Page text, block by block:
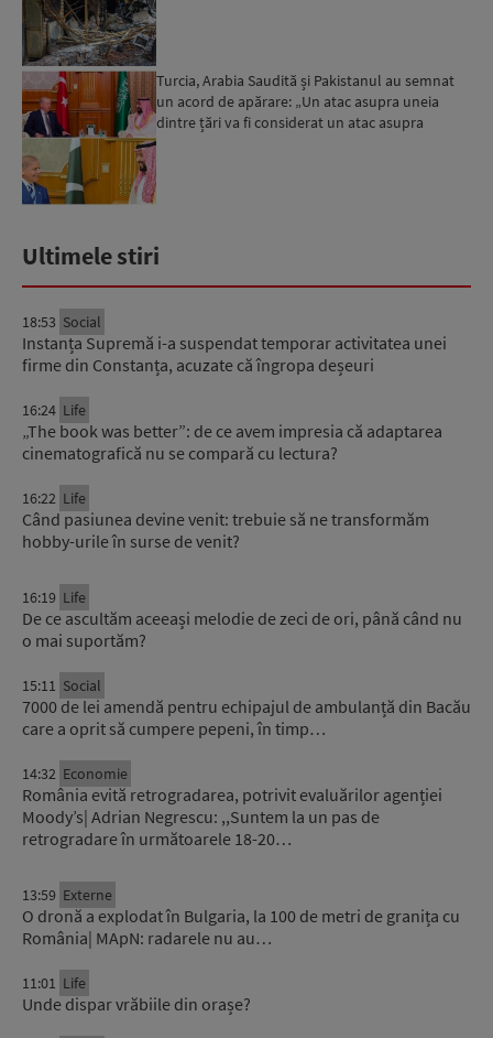
Turcia, Arabia Saudită și Pakistanul au semnat
un acord de apărare: „Un atac asupra uneia
dintre țări va fi considerat un atac asupra
Ultimele stiri
18:53 Social
Instanța Supremă i-a suspendat temporar activitatea unei
firme din Constanța, acuzate că îngropa deșeuri
16:24 Life
„The book was better”: de ce avem impresia că adaptarea
cinematografică nu se compară cu lectura?
16:22 Life
Când pasiunea devine venit: trebuie să ne transformăm
hobby-urile în surse de venit?
16:19 Life
De ce ascultăm aceeași melodie de zeci de ori, până când nu
o mai suportăm?
15:11 Social
7000 de lei amendă pentru echipajul de ambulanță din Bacău
care a oprit să cumpere pepeni, în timp…
14:32 Economie
România evită retrogradarea, potrivit evaluărilor agenției
Moody’s| Adrian Negrescu: ,,Suntem la un pas de
retrogradare în următoarele 18-20…
13:59 Externe
O dronă a explodat în Bulgaria, la 100 de metri de granița cu
România| MApN: radarele nu au…
11:01 Life
Unde dispar vrăbiile din orașe?